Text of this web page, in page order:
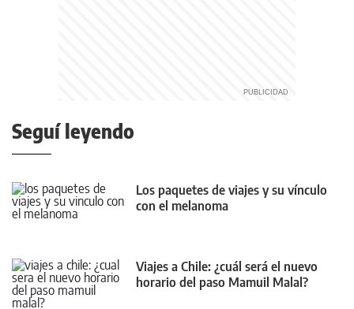
Seguí leyendo
Los paquetes de viajes y su vínculo
con el melanoma
Viajes a Chile: ¿cuál será el nuevo
horario del paso Mamuil Malal?